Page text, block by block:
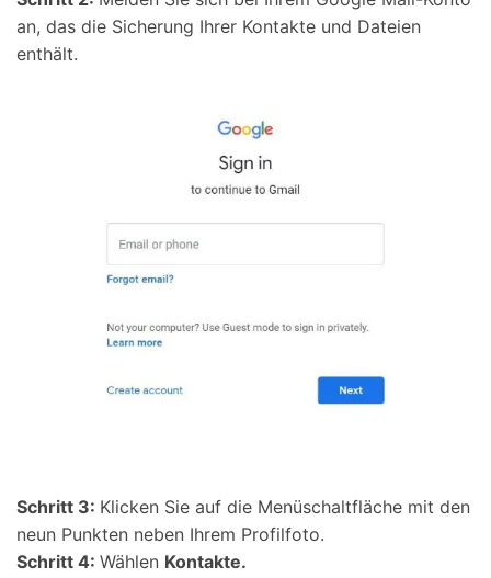
an, das die Sicherung Ihrer Kontakte und Dateien
enthält.
Schritt 3: Klicken Sie auf die Menüschaltfläche mit den
neun Punkten neben Ihrem Profilfoto.
Schritt 4: Wählen Kontakte.